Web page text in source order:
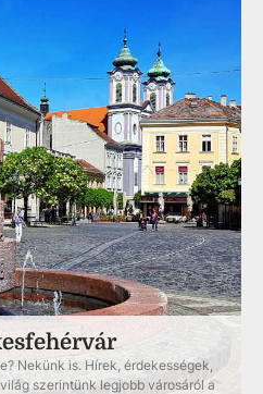
Nekünk is. Hírek, érdekességek,
szerintünk legjobb városáról a